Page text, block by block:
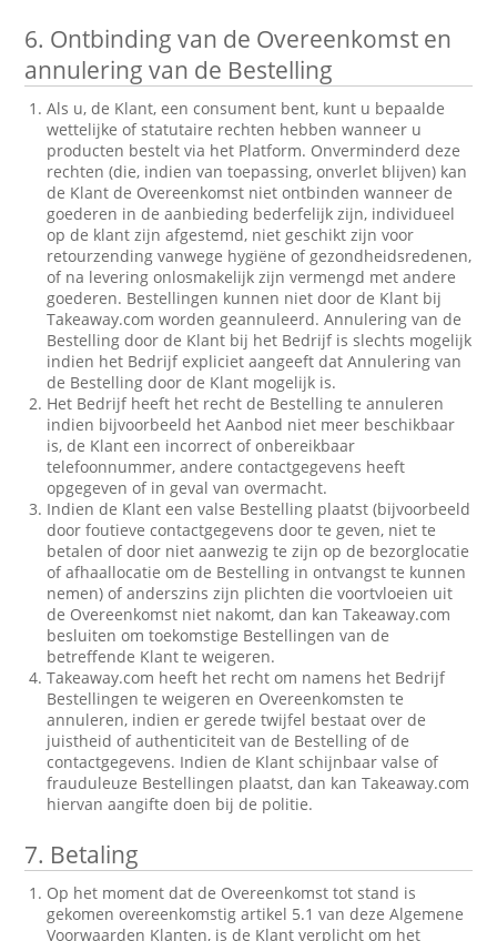
6. Ontbinding van de Overeenkomst en
annulering van de Bestelling
Als u, de Klant, een consument bent, kunt u bepaalde
wettelijke of statutaire rechten hebben wanneer u
producten bestelt via het Platform. Onverminderd deze
rechten (die, indien van toepassing, onverlet blijven) kan
de Klant de Overeenkomst niet ontbinden wanneer de
goederen in de aanbieding bederfelijk zijn, individueel
op de klant zijn afgestemd, niet geschikt zijn voor
retourzending vanwege hygiëne of gezondheidsredenen,
of na levering onlosmakelijk zijn vermengd met andere
goederen. Bestellingen kunnen niet door de Klant bij
Takeaway.com worden geannuleerd. Annulering van de
Bestelling door de Klant bij het Bedrijf is slechts mogelijk
indien het Bedrijf expliciet aangeeft dat Annulering van
de Bestelling door de Klant mogelijk is.
Het Bedrijf heeft het recht de Bestelling te annuleren
indien bijvoorbeeld het Aanbod niet meer beschikbaar
is, de Klant een incorrect of onbereikbaar
telefoonnummer, andere contactgegevens heeft
opgegeven of in geval van overmacht.
Indien de Klant een valse Bestelling plaatst (bijvoorbeeld
door foutieve contactgegevens door te geven, niet te
betalen of door niet aanwezig te zijn op de bezorglocatie
of afhaallocatie om de Bestelling in ontvangst te kunnen
nemen) of anderszins zijn plichten die voortvloeien uit
de Overeenkomst niet nakomt, dan kan Takeaway.com
besluiten om toekomstige Bestellingen van de
betreffende Klant te weigeren.
Takeaway.com heeft het recht om namens het Bedrijf
Bestellingen te weigeren en Overeenkomsten te
annuleren, indien er gerede twijfel bestaat over de
juistheid of authenticiteit van de Bestelling of de
contactgegevens. Indien de Klant schijnbaar valse of
frauduleuze Bestellingen plaatst, dan kan Takeaway.com
hiervan aangifte doen bij de politie.
7. Betaling
Op het moment dat de Overeenkomst tot stand is
gekomen overeenkomstig artikel 5.1 van deze Algemene
Voorwaarden Klanten, is de Klant verplicht om het